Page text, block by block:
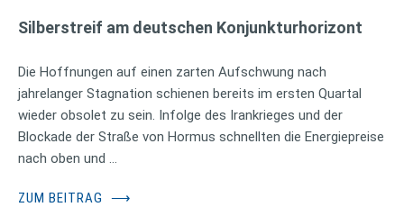
Silberstreif am deutschen Konjunkturhorizont
Die Hoffnungen auf einen zarten Aufschwung nach
jahrelanger Stagnation schienen bereits im ersten Quartal
wieder obsolet zu sein. Infolge des Irankrieges und der
Blockade der Straße von Hormus schnellten die Energiepreise
nach oben und …
ZUM BEITRAG ⟶